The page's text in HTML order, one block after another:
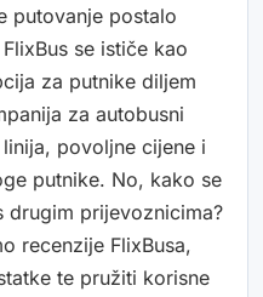
putovanje postalo
se ističe kao
za putnike diljem
za autobusni
povoljne cijene i
putnike. No, kako se
drugim prijevoznicima?
recenzije FlixBusa,
te pružiti korisne